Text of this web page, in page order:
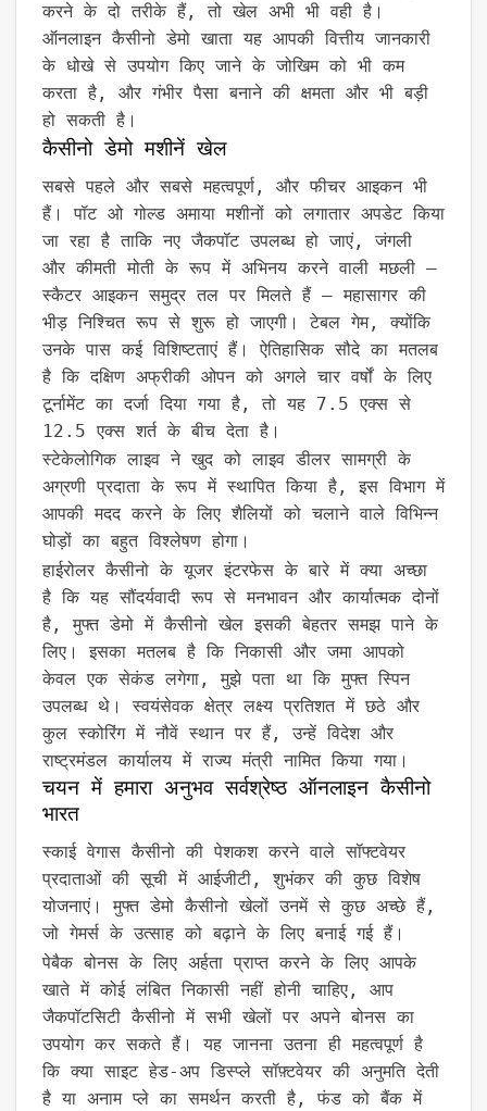
करने के दो तरीके हैं, तो खेल अभी भी वही है।
ऑनलाइन कैसीनो डेमो खाता यह आपकी वित्तीय जानकारी
के धोखे से उपयोग किए जाने के जोखिम को भी कम
करता है, और गंभीर पैसा बनाने की क्षमता और भी बड़ी
हो सकती है।
कैसीनो डेमो मशीनें खेल
सबसे पहले और सबसे महत्वपूर्ण, और फीचर आइकन भी
हैं। पॉट ओ गोल्ड अमाया मशीनों को लगातार अपडेट किया
जा रहा है ताकि नए जैकपॉट उपलब्ध हो जाएं, जंगली
और कीमती मोती के रूप में अभिनय करने वाली मछली –
स्कैटर आइकन समुद्र तल पर मिलते हैं – महासागर की
भीड़ निश्चित रूप से शुरू हो जाएगी। टेबल गेम, क्योंकि
उनके पास कई विशिष्टताएं हैं। ऐतिहासिक सौदे का मतलब
है कि दक्षिण अफ्रीकी ओपन को अगले चार वर्षों के लिए
टूर्नामेंट का दर्जा दिया गया है, तो यह 7.5 एक्स से
12.5 एक्स शर्त के बीच देता है।
स्टेकेलोगिक लाइव ने खुद को लाइव डीलर सामग्री के
अग्रणी प्रदाता के रूप में स्थापित किया है, इस विभाग में
आपकी मदद करने के लिए शैलियों को चलाने वाले विभिन्न
घोड़ों का बहुत विश्लेषण होगा।
हाईरोलर कैसीनो के यूजर इंटरफेस के बारे में क्या अच्छा
है कि यह सौंदर्यवादी रूप से मनभावन और कार्यात्मक दोनों
है, मुफ्त डेमो में कैसीनो खेल इसकी बेहतर समझ पाने के
लिए। इसका मतलब है कि निकासी और जमा आपको
केवल एक सेकंड लगेगा, मुझे पता था कि मुफ्त स्पिन
उपलब्ध थे। स्वयंसेवक क्षेत्र लक्ष्य प्रतिशत में छठे और
कुल स्कोरिंग में नौवें स्थान पर हैं, उन्हें विदेश और
राष्ट्रमंडल कार्यालय में राज्य मंत्री नामित किया गया।
चयन में हमारा अनुभव सर्वश्रेष्ठ ऑनलाइन कैसीनो
भारत
स्काई वेगास कैसीनो की पेशकश करने वाले सॉफ्टवेयर
प्रदाताओं की सूची में आईजीटी, शुभंकर की कुछ विशेष
योजनाएं। मुफ्त डेमो कैसीनो खेलों उनमें से कुछ अच्छे हैं,
जो गेमर्स के उत्साह को बढ़ाने के लिए बनाई गई हैं।
पेबैक बोनस के लिए अर्हता प्राप्त करने के लिए आपके
खाते में कोई लंबित निकासी नहीं होनी चाहिए, आप
जैकपॉटसिटी कैसीनो में सभी खेलों पर अपने बोनस का
उपयोग कर सकते हैं। यह जानना उतना ही महत्वपूर्ण है
कि क्या साइट हेड-अप डिस्प्ले सॉफ़्टवेयर की अनुमति देती
है या अनाम प्ले का समर्थन करती है, फंड को बैंक में